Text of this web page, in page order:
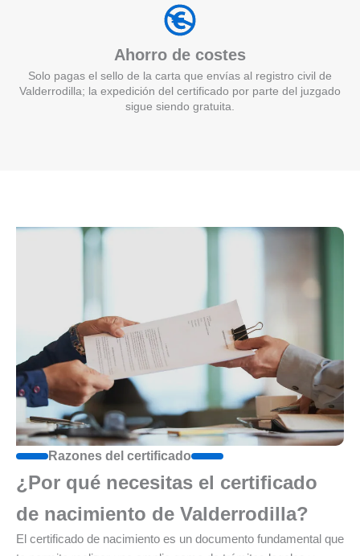
Ahorro de costes
Solo pagas el sello de la carta que envías al registro civil de
Valderrodilla; la expedición del certificado por parte del juzgado
sigue siendo gratuita.
Razones del certificado
¿Por qué necesitas el certificado
de nacimiento de Valderrodilla?
El certificado de nacimiento es un documento fundamental que